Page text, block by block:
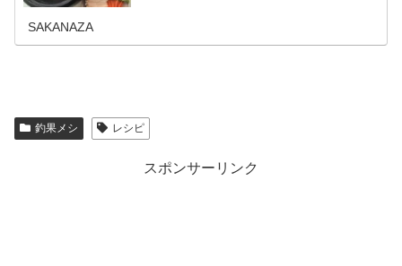
SAKANAZA
釣果メシ レシピ
スポンサーリンク